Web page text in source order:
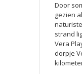
Door
gezien
strand
Vera
dorpje